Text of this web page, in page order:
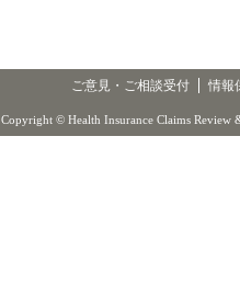
ご意見・ご相談受付 情報
Copyright © Health Insurance Claims Review